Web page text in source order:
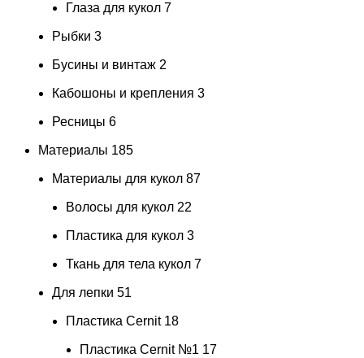
Глаза для кукол 7
Рыбки 3
Бусины и винтаж 2
Кабошоны и крепления 3
Ресницы 6
Материалы 185
Материалы для кукол 87
Волосы для кукол 22
Пластика для кукол 3
Ткань для тела кукол 7
Для лепки 51
Пластика Cernit 18
Пластика Cernit №1 17